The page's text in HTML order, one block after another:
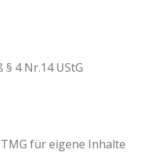
4 Nr.14 UStG
für eigene Inhalte